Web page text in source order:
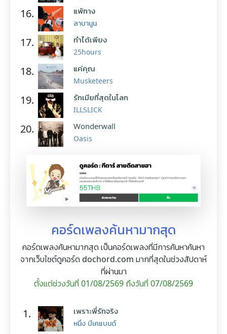
16. แพ้ทาง
ลาบานูน
17. ทำได้เพียง
25hours
18. แค่คุณ
Musketeers
19. รักเมียที่สุดในโลก
ILLSLICK
20. Wonderwall
Oasis
คอร์ดเพลงค้นหามากสุด
คอร์ดเพลงค้นหามากสุด เป็นคอร์ดเพลงที่มีการค้นหาค้นหา
จากเว็บไซต์ดูคอร์ด dochord.com มากที่สุดในช่วงสัปดาห์
ที่ผ่านมา
ตั้งแต่ช่วงวันที่ 01/08/2569 ถึงวันที่ 07/08/2569
1. เพราะพี่รักจริง
หนึ่ง บีเคแบนด์